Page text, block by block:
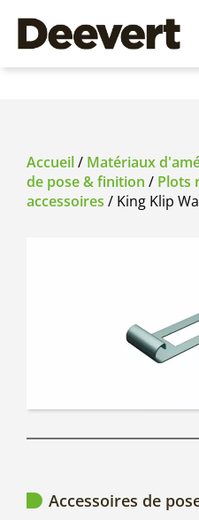
Accueil/ Matériaux
de pose & finition / Plots
accessoires / King Klip
Accessoires de